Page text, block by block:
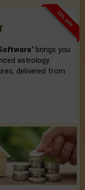
33% OFF
brings you
astrology
delivered from